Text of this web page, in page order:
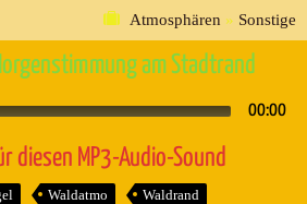
Atmosphären » Sonstige
am Stadtrand
00:00
diesen MP3-Audio-Sound
Waldatmo Waldrand